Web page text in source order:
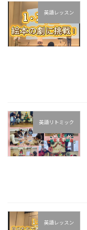
英語レッスン
英語リトミック
英語レッスン